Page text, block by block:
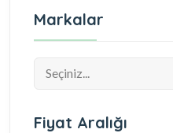
Markalar
Fiyat Aralığı